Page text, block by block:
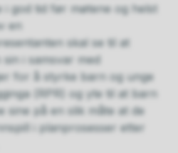
i god tid før møtene og helst
en
skal se til at
i samsvar med
for å styrke barn og unge
(RPR) og yte til at barn
sine på en slik måte at de
i planprosesser etter